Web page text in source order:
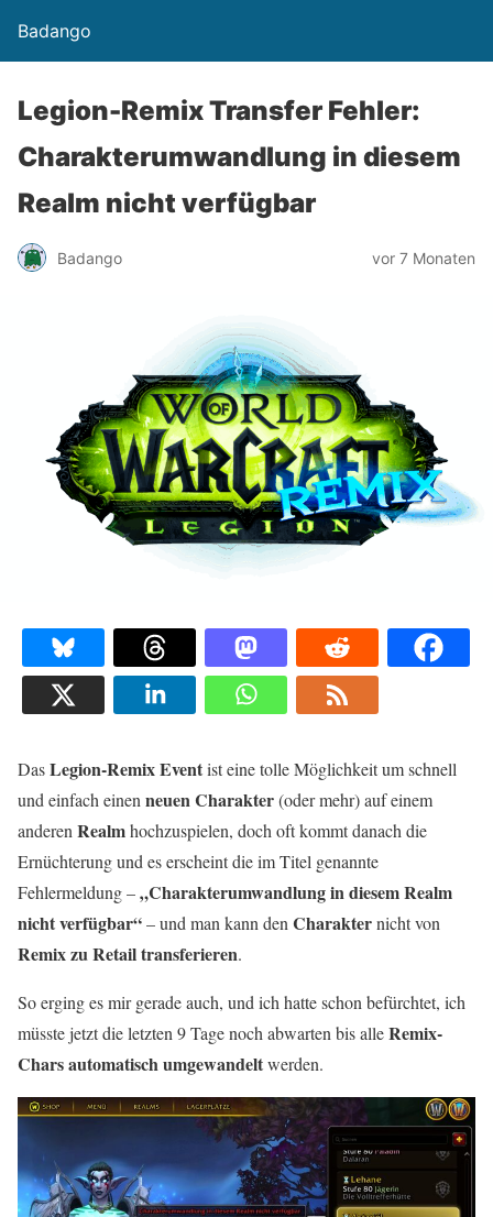
Badango
Legion-Remix Transfer Fehler:
Charakterumwandlung in diesem
Realm nicht verfügbar
Badango vor 7 Monaten
DasLegion-Remix Eventist eine tolle Möglichkeit um schnell
und einfach einen neuen Charakter(oder mehr) auf einem
anderen Realmhochzuspielen, doch oft kommt danach die
Ernüchterung und es erscheint die im Titel genannte
Fehlermeldung –„Charakterumwandlung in diesem Realm
nicht verfügbar“– und man kann den Charakternicht von
Remix zu Retail transferieren.
So erging es mir gerade auch, und ich hatte schon befürchtet, ich
müsste jetzt die letzten 9 Tage noch abwarten bis alleRemix-
Charsautomatisch umgewandeltwerden.